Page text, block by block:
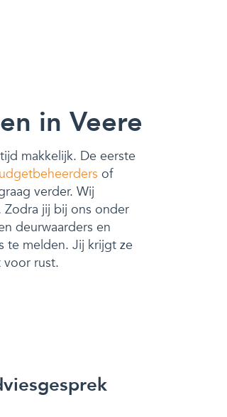
in Veere
makkelijk. De eerste
of
verder. Wij
Zodra jij bij ons onder
deurwaarders en
te melden. Jij krijgt ze
voor rust.